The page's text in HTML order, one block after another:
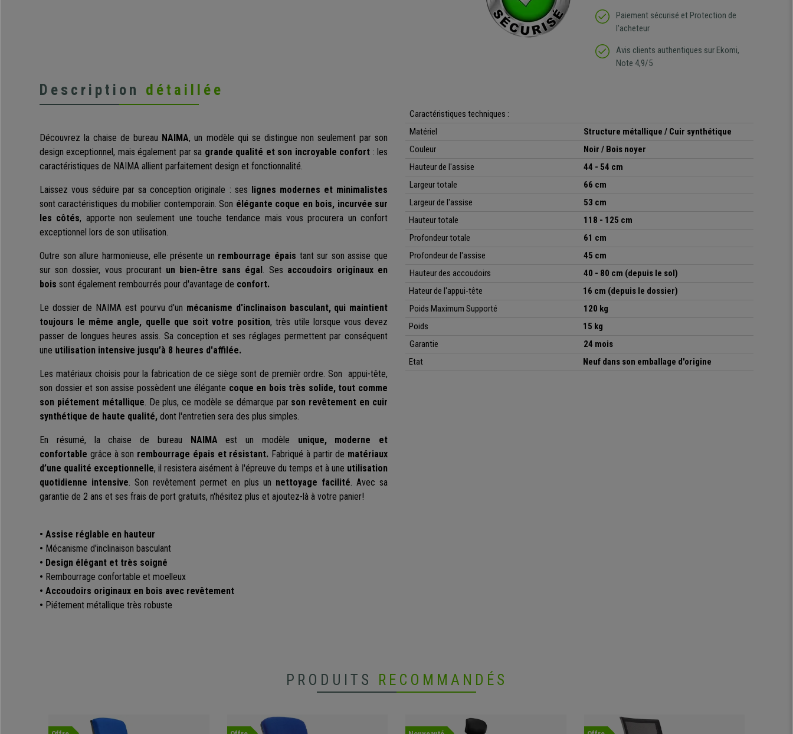
Paiement sécurisé et Protection de
l'acheteur
Avis clients authentiques sur Ekomi,
Note 4,9/5
Description détaillée
Découvrez la chaise de bureau NAIMA, un modèle qui se distingue non seulement par son
design exceptionnel, mais également par sa grande qualité et son incroyable confort : les
caractéristiques de NAIMA allient parfaitement design et fonctionnalité.
Laissez vous séduire par sa conception originale : ses lignes modernes et minimalistes
sont caractéristiques du mobilier contemporain. Son élégante coque en bois, incurvée sur
les côtés, apporte non seulement une touche tendance mais vous procurera un confort
exceptionnel lors de son utilisation.
Outre son allure harmonieuse, elle présente un rembourrage épais tant sur son assise que
sur son dossier, vous procurantun bien-être sans égal. Ses accoudoirs originaux en
bois sont également rembourrés pour d'avantage de confort.
Le dossier de NAIMA est pourvu d'un mécanisme d'inclinaison basculant,qui maintient
toujours le même angle, quelle que soit votre position, très utile lorsque vous devez
passer de longues heures assis. Sa conception et ses réglages permettent par conséquent
une utilisation intensive jusqu’à 8 heures d'affilée.
Les matériaux choisis pour la fabrication de ce siège sont de premièr ordre. Son appui-tête,
son dossier et son assise possèdent une élégante coque en bois très solide, tout comme
son piétement métallique. De plus, ce modèle se démarque par son revêtement en cuir
synthétique de haute qualité, dont l'entretien sera des plus simples.
En résumé, la chaise de bureau NAIMAest un modèle unique, moderne et
confortable grâce à son rembourrage épais et résistant. Fabriqué à partir de matériaux
d’une qualité exceptionnelle, il resistera aisément à l'épreuve du temps et à une utilisation
quotidienne intensive. Son revêtement permet en plus un nettoyage facilité. Avec sa
garantie de 2 ans et ses frais de port gratuits, n'hésitez plus et ajoutez-là à votre panier!
• Assise réglable en hauteur
• Mécanisme d'inclinaison basculant
• Design élégant et très soigné
• Rembourrage confortable et moelleux
• Accoudoirs originaux en bois avec revêtement
• Piétement métallique très robuste
Caractéristiques techniques :
Matériel
Structure métallique / Cuir synthétique
Couleur
Noir / Bois noyer
Hauteur de l'assise
44 - 54 cm
Largeur totale
66 cm
Largeur de l'assise
53 cm
Hauteurtotale
118 - 125 cm
Profondeur totale
61 cm
Profondeur de l'assise
45 cm
Hauteur des accoudoirs
40 - 80 cm (depuis le sol)
Hateur de l'appui-tête
16 cm (depuis le dossier)
Poids Maximum Supporté
120 kg
Poids
15 kg
Garantie
24 mois
Etat
Neuf dans son emballage d'origine
PRODUITS RECOMMANDÉS